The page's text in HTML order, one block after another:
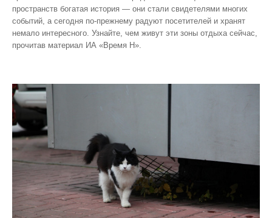
пространств богатая история — они стали свидетелями многих
событий, а сегодня по‑прежнему радуют посетителей и хранят
немало интересного. Узнайте, чем живут эти зоны отдыха сейчас,
прочитав материал ИА «Время Н».